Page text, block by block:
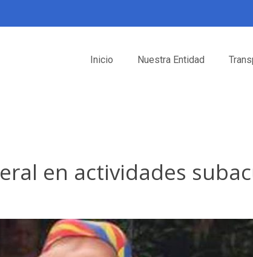
Inicio Nuestra Entidad
en actividades